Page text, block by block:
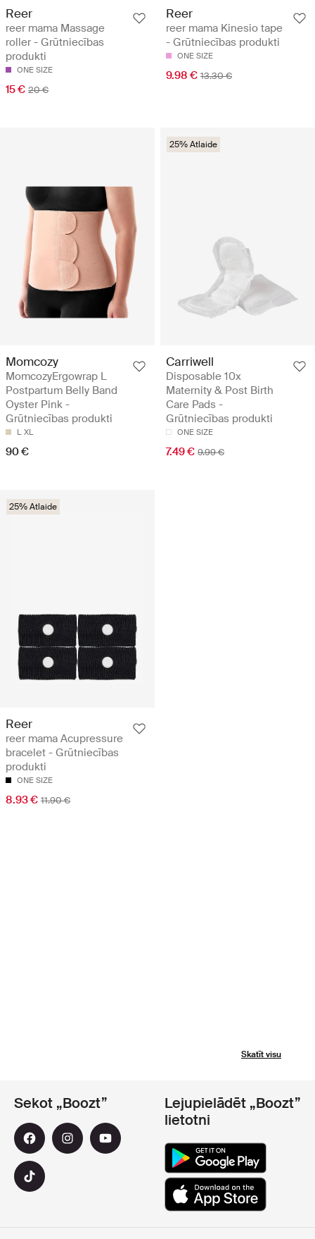
Reer
reer mama Massage
roller - Grūtniecības
produkti
ONE SIZE
15 € 20 €
Reer
reer mama Kinesio tape
- Grūtniecības produkti
ONE SIZE
9.98 € 13.30 €
Momcozy
MomcozyErgowrap L
Postpartum Belly Band
Oyster Pink -
Grūtniecības produkti
L XL
90 €
25% Atlaide
Carriwell
Disposable 10x
Maternity & Post Birth
Care Pads -
Grūtniecības produkti
ONE SIZE
7.49 € 9.99 €
25% Atlaide
Reer
reer mama Acupressure
bracelet - Grūtniecības
produkti
ONE SIZE
8.93 € 11.90 €
Skatīt visu
Sekot „Boozt”
Lejupielādēt „Boozt”
lietotni